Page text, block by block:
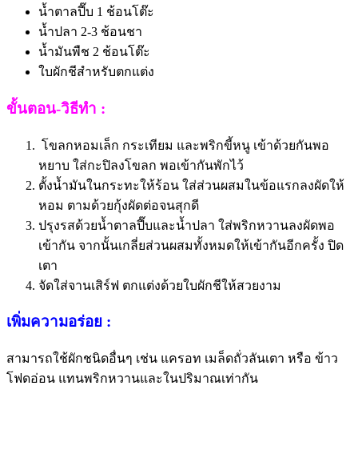
น้ำตาลปี๊บ 1 ช้อนโต๊ะ
น้ำปลา 2-3 ช้อนชา
น้ำมันพืช 2 ช้อนโต๊ะ
ใบผักชีสำหรับตกแต่ง
ขั้นตอน-วิธีทำ :
โขลกหอมเล็ก กระเทียม และพริกขี้หนู เข้าด้วยกันพอ
หยาบ ใส่กะปิลงโขลก พอเข้ากันพักไว้
ตั้งน้ำมันในกระทะให้ร้อน ใส่ส่วนผสมในข้อแรกลงผัดให้
หอม ตามด้วยกุ้งผัดต่อจนสุกดี
ปรุงรสด้วยน้ำตาลปี๊บและน้ำปลา ใส่พริกหวานลงผัดพอ
เข้ากัน จากนั้นเกลี่ยส่วนผสมทั้งหมดให้เข้ากันอีกครั้ง ปิด
เตา
จัดใส่จานเสิร์ฟ ตกแต่งด้วยใบผักชีให้สวยงาม
เพิ่มความอร่อย :
สามารถใช้ผักชนิดอื่นๆ เช่น แครอท เมล็ดถั่วลันเตา หรือ ข้าว
โฟดอ่อน แทนพริกหวานและในปริมาณเท่ากัน